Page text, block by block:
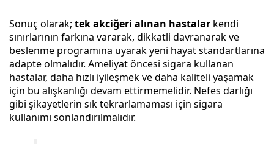
Sonuç olarak; tek akciğeri alınan hastalar kendi
sınırlarının farkına vararak, dikkatli davranarak ve
beslenme programına uyarak yeni hayat standartlarına
adapte olmalıdır. Ameliyat öncesi sigara kullanan
hastalar, daha hızlı iyileşmek ve daha kaliteli yaşamak
için bu alışkanlığı devam ettirmemelidir. Nefes darlığı
gibi şikayetlerin sık tekrarlamaması için sigara
kullanımı sonlandırılmalıdır.